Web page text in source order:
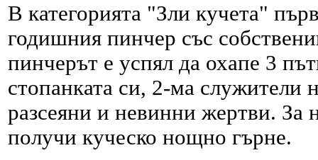
В категорията "Зли кучета"
годишния пинчер със
пинчерът е успял да охапе 3
стопанката си, 2-ма служители
разсеяни и невинни жертви. За
получи куческо нощно гърне.